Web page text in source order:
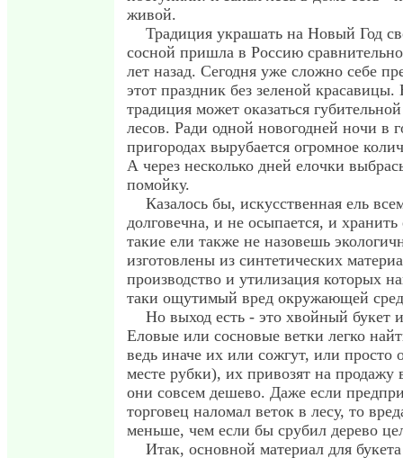
живой.
Традиция украшать на Новый Год
сосной пришла в Россию
лет назад. Сегодня уже сложно себе
этот праздник без зеленой красавицы.
традиция может оказаться
лесов. Ради одной новогодней ночи в
пригородах вырубается огромное
А через несколько дней елочки
помойку.
Казалось бы, искусственная ель
долговечна, и не осыпается, и хранить
такие ели также не назовешь
изготовлены из синтетических
производство и утилизация которых
таки ощутимый вред окружающей
Но выход есть - это хвойный букет
Еловые или сосновые ветки легко
ведь иначе их или сожгут, или просто
месте рубки), их привозят на продажу
они совсем дешево. Даже если
торговец наломал веток в лесу, то
меньше, чем если бы срубил дерево
Итак, основной материал для букета